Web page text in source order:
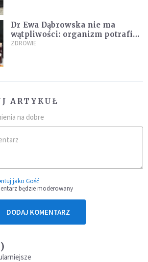
Dr Ewa Dąbrowska nie ma
wątpliwości: organizm potrafi
leczyć się sam
ZDROWIE
ARTYKUŁ
na dobre
jako Gość
będzie moderowany
DODAJ KOMENTARZ
)